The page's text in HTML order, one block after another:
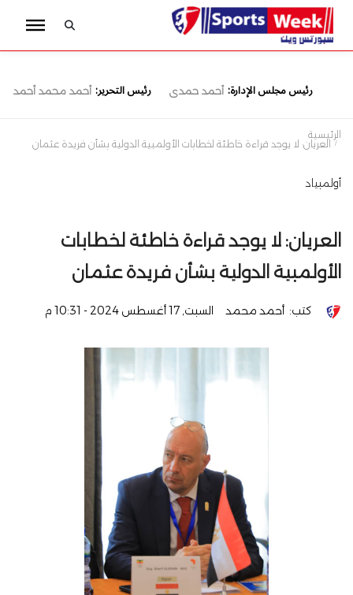
رئيس مجلس الإدارة: أحمد حمدى رئيس التحرير: أحمد محمد أحمد
الرئيسية
العريان: لا يوجد قراءة خاطئة لخطابات الأولمبية الدولية بشأن فريدة عثمان
أولمبياد
العريان: لا يوجد قراءة خاطئة لخطابات
الأولمبية الدولية بشأن فريدة عثمان
كتب: أحمد محمد السبت, 17 أغسطس 2024 - 10:31 م